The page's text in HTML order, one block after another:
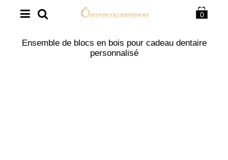
0
Ensemble de blocs en bois pour cadeau dentaire
personnalisé